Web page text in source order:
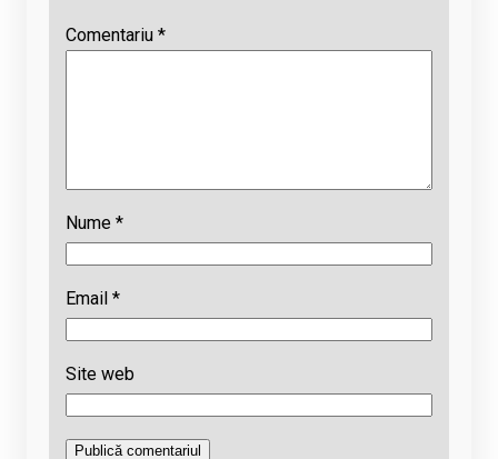
Comentariu *
Nume *
Email *
Site web